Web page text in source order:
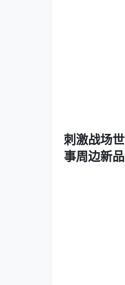
刺激战场
事周边新